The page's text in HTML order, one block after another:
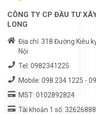
CÔNG TY CP ĐẦU TƯ
LONG
Địa chỉ: 318 Đường Kiêu
Nội
Tel: 0982341225
Mobile: 098 234 1225 -
MST: 0102892824
Tài khoản 1 số: